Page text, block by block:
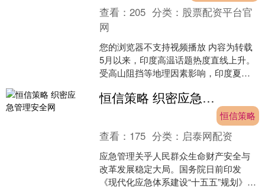
查看：205 分类： 股票配资平台官
网
您的浏览器不支持视频播放 内容为转载
5月以来，印度高温话题热度直线上升。
受高山阻挡等地理因素影响，印度夏季
温不仅影响了印度人....
恒信策略 织密应急管理安全网
恒信策略
查看： 175 分类： 启泰网配资
应急管理关乎人民群众生命财产安全与
改革发展稳定大局。国务院日前印发
《现代化应急体系建设“十五五”规划》